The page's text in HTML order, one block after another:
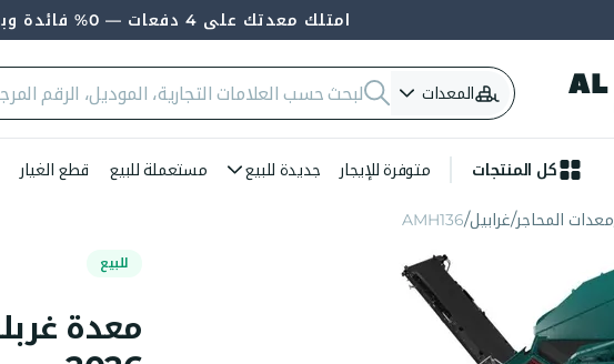
امتلك معدتك على 4 دفعات — 0% فائدة وبدون بنك
المعدات
كل المنتجات متوفرة للإيجار جديدة للبيع مستعملة للبيع قطع الغيار
معدات المحاجر غرابيل AMH136
للبيع